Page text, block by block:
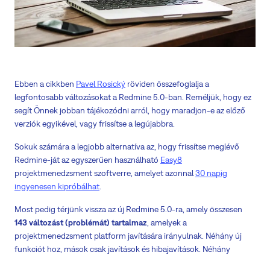
Ebben a cikkben Pavel Rosický röviden összefoglalja a
legfontosabb változásokat a Redmine 5.0-ban. Reméljük, hogy ez
segít Önnek jobban tájékozódni arról, hogy maradjon-e az előző
verziók egyikével, vagy frissítse a legújabbra.
Sokuk számára a legjobb alternatíva az, hogy frissítse meglévő
Redmine-ját az egyszerűen használható Easy8
projektmenedzsment szoftverre, amelyet azonnal30 napig
ingyenesen kipróbálhat.
Most pedig térjünk vissza az új Redmine 5.0-ra, amely összesen
143 változást (problémát) tartalmaz, amelyek a
projektmenedzsment platform javítására irányulnak. Néhány új
funkciót hoz, mások csak javítások és hibajavítások. Néhány